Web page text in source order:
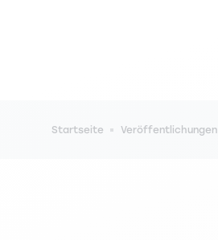
Pfadnavigation
Startseite Veröffentlichungen